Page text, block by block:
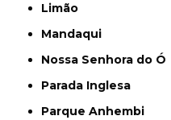
Limão
Mandaqui
Nossa Senhora do Ó
Parada Inglesa
Parque Anhembi